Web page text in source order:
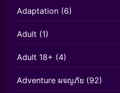
Adaptation (6)
Adult (1)
Adult 18+ (4)
Adventure ผจญภัย (92)